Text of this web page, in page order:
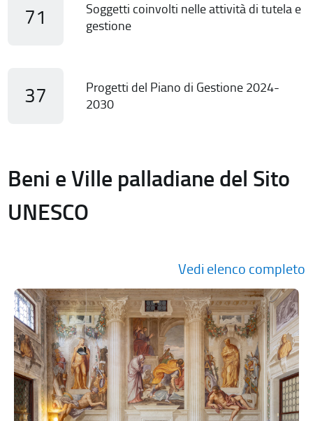
71
Soggetti coinvolti nelle attività di tutela e
gestione
37
Progetti del Piano di Gestione 2024-
2030
Beni e Ville palladiane del Sito
UNESCO
Vedi elenco completo